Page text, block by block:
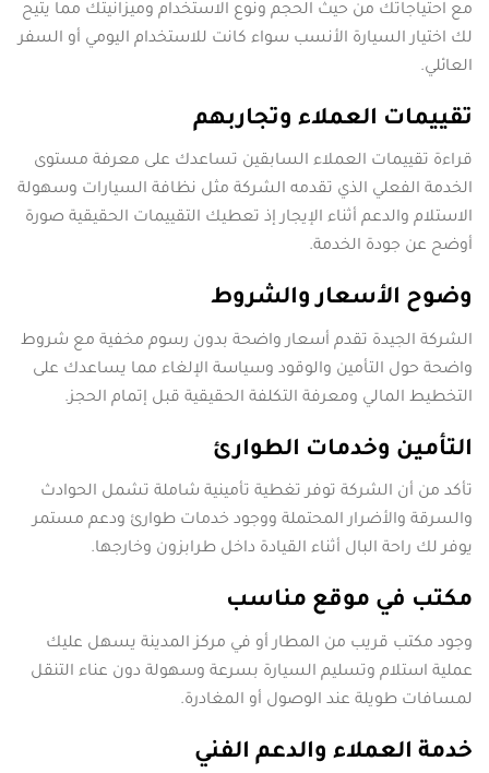
مع احتياجاتك من حيث الحجم ونوع الاستخدام وميزانيتك مما يتيح
لك اختيار السيارة الأنسب سواء كانت للاستخدام اليومي أو السفر
العائلي.
تقييمات العملاء وتجاربهم
قراءة تقييمات العملاء السابقين تساعدك على معرفة مستوى
الخدمة الفعلي الذي تقدمه الشركة مثل نظافة السيارات وسهولة
الاستلام والدعم أثناء الإيجار إذ تعطيك التقييمات الحقيقية صورة
أوضح عن جودة الخدمة.
وضوح الأسعار والشروط
الشركة الجيدة تقدم أسعار واضحة بدون رسوم مخفية مع شروط
واضحة حول التأمين والوقود وسياسة الإلغاء مما يساعدك على
التخطيط المالي ومعرفة التكلفة الحقيقية قبل إتمام الحجز.
التأمين وخدمات الطوارئ
تأكد من أن الشركة توفر تغطية تأمينية شاملة تشمل الحوادث
والسرقة والأضرار المحتملة ووجود خدمات طوارئ ودعم مستمر
يوفر لك راحة البال أثناء القيادة داخل طرابزون وخارجها.
مكتب في موقع مناسب
وجود مكتب قريب من المطار أو في مركز المدينة يسهل عليك
عملية استلام وتسليم السيارة بسرعة وسهولة دون عناء التنقل
لمسافات طويلة عند الوصول أو المغادرة.
خدمة العملاء والدعم الفني